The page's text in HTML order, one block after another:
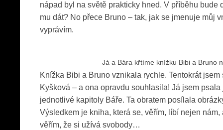
nápad byl na světě prakticky hned. V příběhu
mu dát? No přece Bruno – tak, jak se jmenuje můj
vyprávím.
Já a Bára křtíme knížku Bibi a Bruno
Knížka Bibi a Bruno vznikala rychle. Tentokrát
Kyšková – a ona opravdu souhlasila! Já jsem
jednotlivé kapitoly Báře. Ta obratem posílala
Výsledkem je kniha, která se, věřím, líbí nejen
věřím, že si užívá svobody…